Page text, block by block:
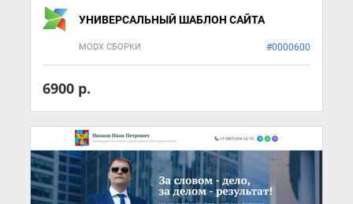
УНИВЕРСАЛЬНЫЙ ШАБЛОН САЙТА
MODX СБОРКИ #0000600
6900 р.